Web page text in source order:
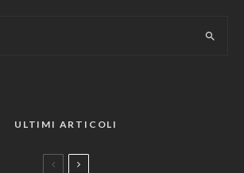
ULTIMI ARTICOLI